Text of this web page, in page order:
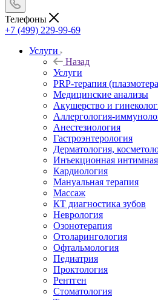
Телефоны
+7 (499) 229-99-69
Услуги
Назад
Услуги
PRP-терапия
Медицинские анализы
Акушерство и
Аллергология-
Анестезиология
Гастроэнтерология
Дерматология,
Инъекционная интимная
Кардиология
Мануальная терапия
Массаж
КТ диагностика зубов
Неврология
Озонотерапия
Отоларингология
Офтальмология
Педиатрия
Проктология
Рентген
Стоматология